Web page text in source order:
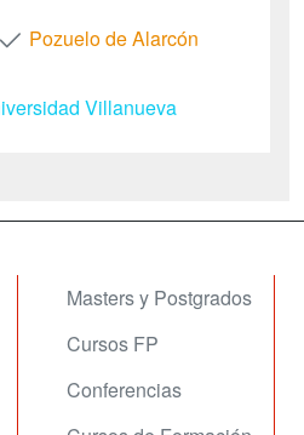
Pozuelo de Alarcón
Villanueva
Masters y Postgrados
Cursos FP
Conferencias